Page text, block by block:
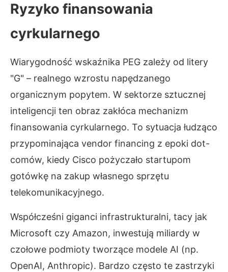
Ryzyko finansowania
cyrkularnego
Wiarygodność wskaźnika PEG zależy od litery
"G" – realnego wzrostu napędzanego
organicznym popytem. W sektorze sztucznej
inteligencji ten obraz zakłóca mechanizm
finansowania cyrkularnego. To sytuacja łudząco
przypominająca vendor financing z epoki dot-
comów, kiedy Cisco pożyczało startupom
gotówkę na zakup własnego sprzętu
telekomunikacyjnego.
Współcześni giganci infrastrukturalni, tacy jak
Microsoft czy Amazon, inwestują miliardy w
czołowe podmioty tworzące modele AI (np.
OpenAI, Anthropic). Bardzo często te zastrzyki